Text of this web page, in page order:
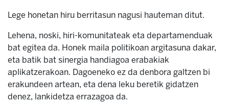
Lege honetan hiru berritasun nagusi hauteman ditut.
Lehena, noski, hiri-komunitateak eta departamenduak
bat egitea da. Honek maila politikoan argitasuna dakar,
eta batik bat sinergia handiagoa erabakiak
aplikatzerakoan. Dagoeneko ez da denbora galtzen bi
erakundeen artean, eta dena leku beretik gidatzen
denez, lankidetza errazagoa da.